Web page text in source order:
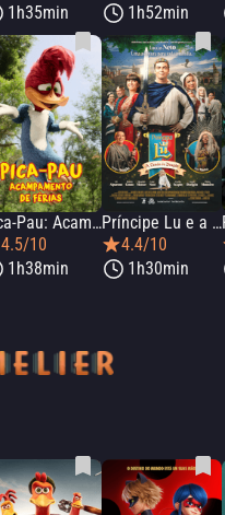
1h35min
1h52min
Pica-Pau: Acampamento de Férias
4.5/10
1h38min
Príncipe Lu e a Lenda do Dragão
4.4/10
1h30min